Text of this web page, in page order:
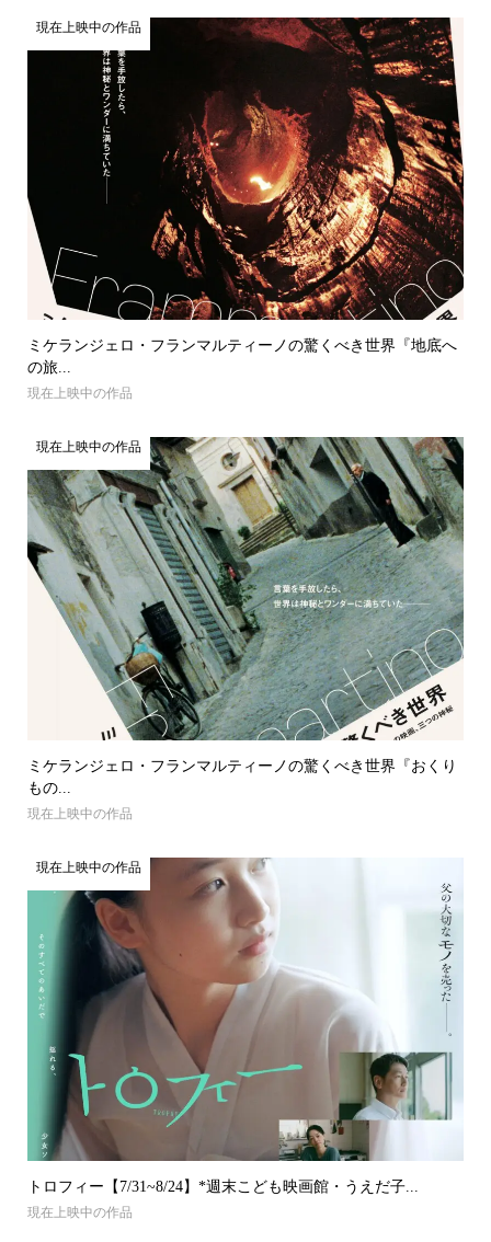
現在上映中の作品
ミケランジェロ・フランマルティーノの驚くべき世界『地底へ
の旅...
現在上映中の作品
現在上映中の作品
ミケランジェロ・フランマルティーノの驚くべき世界『おくり
もの...
現在上映中の作品
現在上映中の作品
トロフィー【7/31~8/24】*週末こども映画館・うえだ子...
現在上映中の作品